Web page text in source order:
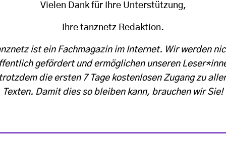
Vielen Dank für Ihre Unterstützung,
Ihre tanznetz Redaktion.
ist ein Fachmagazin im Internet. Wir werden
gefördert und ermöglichen unseren
die ersten 7 Tage kostenlosen Zugang zu
Texten. Damit dies so bleiben kann, brauchen wir Sie!